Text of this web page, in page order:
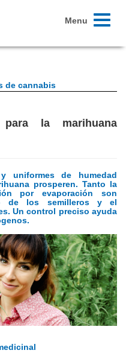
Toggle
Menu
de cannabis
la marihuana
uniformes de humedad
prosperen. Tanto la
por evaporación son
de los semilleros y el
Un control preciso ayuda